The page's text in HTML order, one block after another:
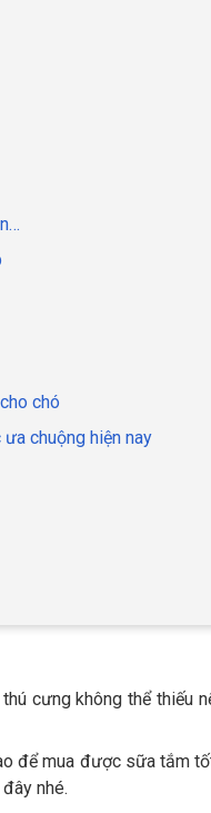
chó
chuộng hiện nay
cưng không thể thiếu
mua được sữa tắm
nhé.